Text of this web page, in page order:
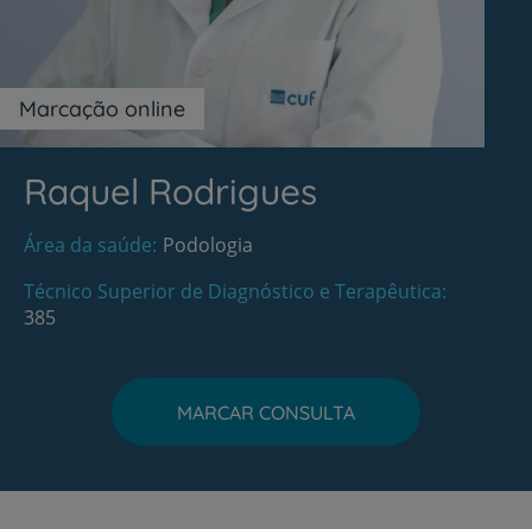
Marcação online
Raquel Rodrigues
Área da saúde Podologia
Técnico Superior de Diagnóstico e Terapêutica
385
MARCAR CONSULTA